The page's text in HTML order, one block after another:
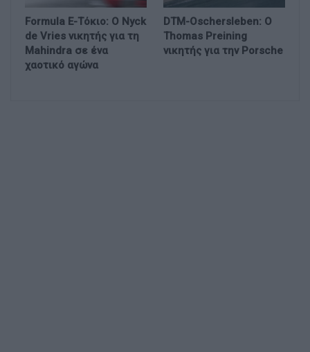
Formula E-Τόκιο: Ο Nyck
de Vries νικητής για τη
Mahindra σε ένα
χαοτικό αγώνα
DTM-Oschersleben: Ο
Thomas Preining
νικητής για την Porsche